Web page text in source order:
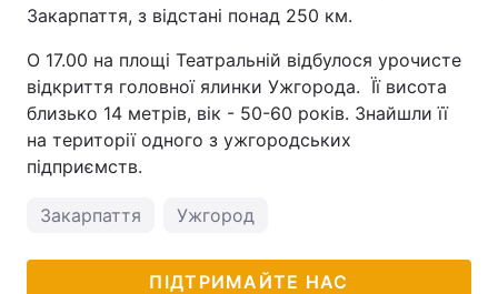
Закарпаття, з відстані понад 250 км.
О 17.00 на площі Театральній відбулося урочисте
відкриття головної ялинки Ужгорода. Її висота
близько 14 метрів, вік - 50-60 років. Знайшли її
на території одного з ужгородських
підприємств.
Закарпаття Ужгород
ПІДТРИМАЙТЕ НАС